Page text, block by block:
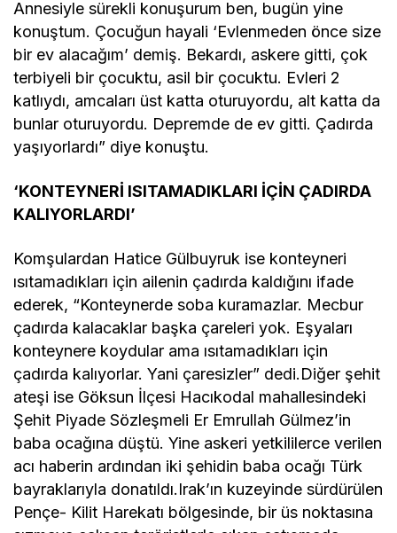
Annesiyle sürekli konuşurum ben, bugün yine
konuştum. Çocuğun hayali ‘Evlenmeden önce size
bir ev alacağım’ demiş. Bekardı, askere gitti, çok
terbiyeli bir çocuktu, asil bir çocuktu. Evleri 2
katlıydı, amcaları üst katta oturuyordu, alt katta da
bunlar oturuyordu. Depremde de ev gitti. Çadırda
yaşıyorlardı” diye konuştu.
‘KONTEYNERİ ISITAMADIKLARI İÇİN ÇADIRDA
KALIYORLARDI’
Komşulardan Hatice Gülbuyruk ise konteyneri
ısıtamadıkları için ailenin çadırda kaldığını ifade
ederek, “Konteynerde soba kuramazlar. Mecbur
çadırda kalacaklar başka çareleri yok. Eşyaları
konteynere koydular ama ısıtamadıkları için
çadırda kalıyorlar. Yani çaresizler” dedi.Diğer şehit
ateşi ise Göksun İlçesi Hacıkodal mahallesindeki
Şehit Piyade Sözleşmeli Er Emrullah Gülmez’in
baba ocağına düştü. Yine askeri yetkililerce verilen
acı haberin ardından iki şehidin baba ocağı Türk
bayraklarıyla donatıldı.Irak’ın kuzeyinde sürdürülen
Pençe- Kilit Harekatı bölgesinde, bir üs noktasına